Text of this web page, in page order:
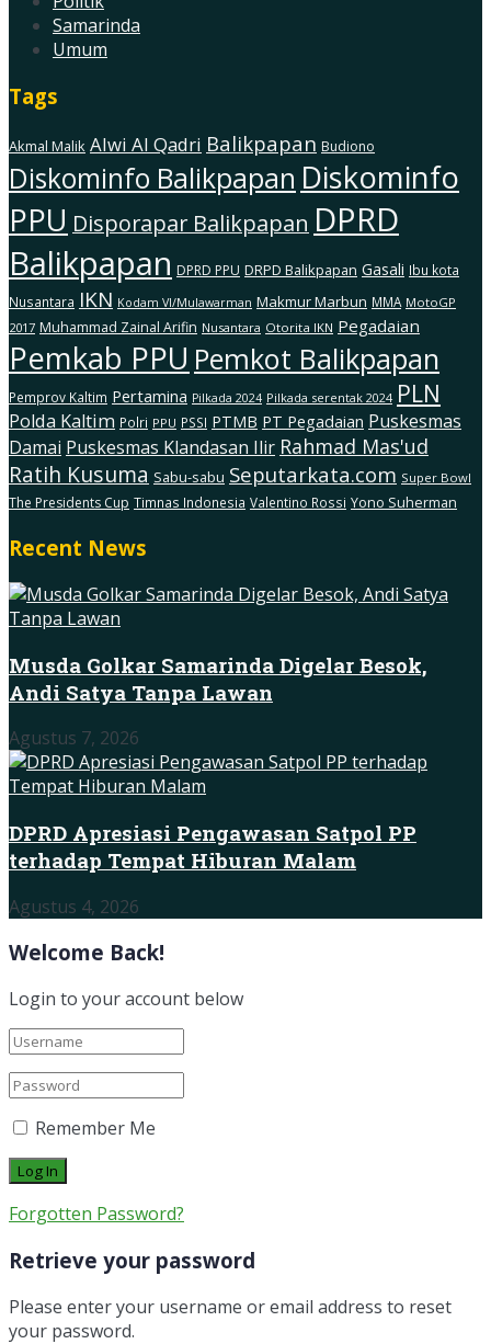
Samarinda
Umum
Tags
Akmal Malik Alwi Al Qadri Balikpapan Budiono
Diskominfo Balikpapan Diskominfo
PPU Disporapar Balikpapan DPRD
Balikpapan DPRD PPU DRPD Balikpapan Gasali Ibu kota
Nusantara IKN Kodam Vl/Mulawarman Makmur Marbun MMA MotoGP
2017 Muhammad Zainal Arifin Nusantara Otorita IKN Pegadaian
Pemkab PPU Pemkot Balikpapan
Pemprov Kaltim Pertamina Pilkada 2024 Pilkada serentak 2024 PLN
Polda Kaltim Polri PPU PSSI PTMB PT Pegadaian Puskesmas
Damai Puskesmas Klandasan Ilir Rahmad Mas'ud
Ratih Kusuma Sabu-sabu Seputarkata.com Super Bowl
The Presidents Cup Timnas Indonesia Valentino Rossi Yono Suherman
Recent News
Musda Golkar Samarinda Digelar Besok,
Andi Satya Tanpa Lawan
Agustus 7, 2026
DPRD Apresiasi Pengawasan Satpol PP
terhadap Tempat Hiburan Malam
Agustus 4, 2026
Welcome Back!
Login to your account below
Remember Me
Forgotten Password?
Retrieve your password
Please enter your username or email address to reset
your password.